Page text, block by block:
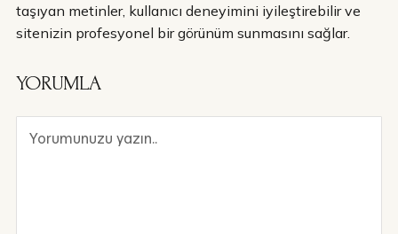
taşıyan metinler, kullanıcı deneyimini iyileştirebilir ve
sitenizin profesyonel bir görünüm sunmasını sağlar.
YORUMLA